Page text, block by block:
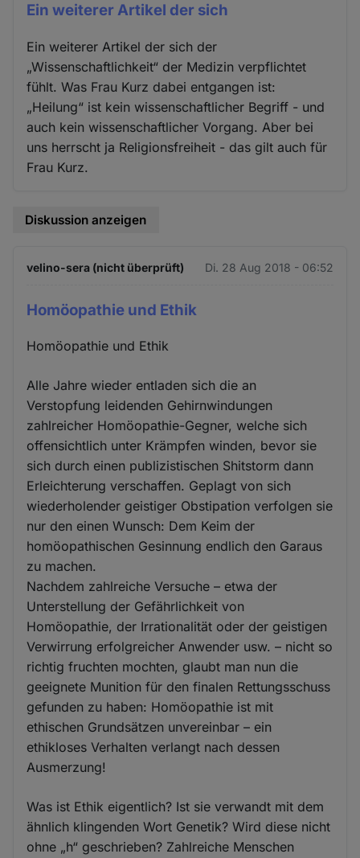
Ein weiterer Artikel der sich
Ein weiterer Artikel der sich der
„Wissenschaftlichkeit“ der Medizin verpflichtet
fühlt. Was Frau Kurz dabei entgangen ist:
„Heilung“ ist kein wissenschaftlicher Begriff - und
auch kein wissenschaftlicher Vorgang. Aber bei
uns herrscht ja Religionsfreiheit - das gilt auch für
Frau Kurz.
Diskussion anzeigen
velino-sera (nicht überprüft) Di. 28 Aug 2018 - 06:52
Homöopathie und Ethik
Homöopathie und Ethik
Alle Jahre wieder entladen sich die an
Verstopfung leidenden Gehirnwindungen
zahlreicher Homöopathie-Gegner, welche sich
offensichtlich unter Krämpfen winden, bevor sie
sich durch einen publizistischen Shitstorm dann
Erleichterung verschaffen. Geplagt von sich
wiederholender geistiger Obstipation verfolgen sie
nur den einen Wunsch: Dem Keim der
homöopathischen Gesinnung endlich den Garaus
zu machen.
Nachdem zahlreiche Versuche – etwa der
Unterstellung der Gefährlichkeit von
Homöopathie, der Irrationalität oder der geistigen
Verwirrung erfolgreicher Anwender usw. – nicht so
richtig fruchten mochten, glaubt man nun die
geeignete Munition für den finalen Rettungsschuss
gefunden zu haben: Homöopathie ist mit
ethischen Grundsätzen unvereinbar – ein
ethikloses Verhalten verlangt nach dessen
Ausmerzung!
Was ist Ethik eigentlich? Ist sie verwandt mit dem
ähnlich klingenden Wort Genetik? Wird diese nicht
ohne „h“ geschrieben? Zahlreiche Menschen